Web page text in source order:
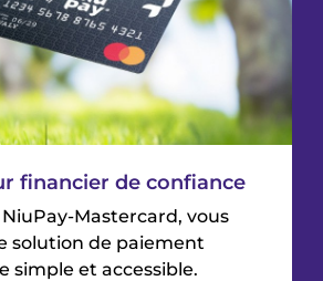
financier de confiance
Mastercard, vous
solution de paiement
simple et accessible.